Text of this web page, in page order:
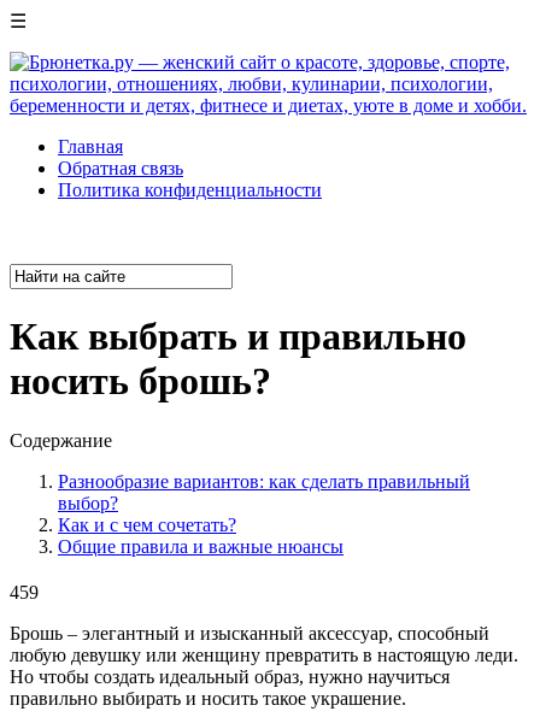
☰
Главная
Обратная связь
Политика конфиденциальности
Как выбрать и правильно
носить брошь?
Содержание
Разнообразие вариантов: как сделать правильный
выбор?
Как и с чем сочетать?
Общие правила и важные нюансы
459
Брошь – элегантный и изысканный аксессуар, способный
любую девушку или женщину превратить в настоящую леди.
Но чтобы создать идеальный образ, нужно научиться
правильно выбирать и носить такое украшение.